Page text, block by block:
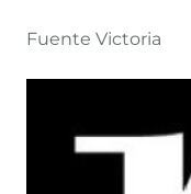
Fuente Victoria